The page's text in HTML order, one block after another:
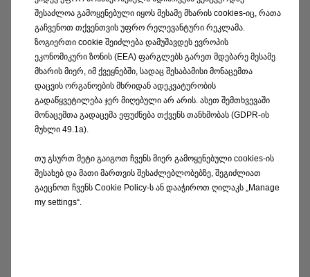
საგარანტიო პერიოდის
განმავლობაში
მიმწოდებელი იღებს
ვალდებულებას
ავტომობილზე
გამოვლენილი
ნებისმიერი საწარმოო
დეფექტის აღმოფხვრა,
შეკეთება ან საქონლის
ახლით შეცვლა
განახორციელოს
საკუთარი სახსრებით.
შესაძლოა გამოყენებული იყოს მესამე მხარის cookies-იც, რათა
გაჩვენოთ თქვენთვის უფრო რელევანტური რეკლამა.
ზოგიერთი cookie შეიძლება დამუშავდეს ევროპის
ეკონომიკური ზონის (EEA) ფარგლებს გარეთ მდებარე მესამე
მხარის მიერ, იმ ქვეყნებში, სადაც შესაბამისი მონაცემთა
დაცვის ორგანოების მხრიდან ადეკვატურობის
გადაწყვეტილება ჯერ მიღებული არ არის. ასეთ შემთხვევაში
მონაცემთა გადაცემა ეფუძნება თქვენს თანხმობას (GDPR-ის
მუხლი 49.1a).
თუ გსურთ მეტი გაიგოთ ჩვენს მიერ გამოყენებული cookies-ის
შესახებ და მათი მართვის შესაძლებლობებზე, შეგიძლიათ
გაეცნოთ ჩვენს Cookie Policy-ს ან დააჭიროთ ღილაკს „Manage
my settings“.